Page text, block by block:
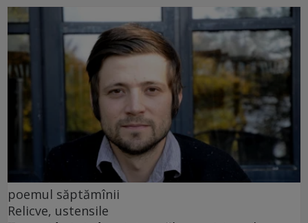
poemul săptămînii
Relicve, ustensile